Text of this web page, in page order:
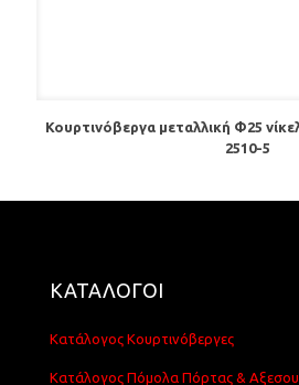
Κουρτινόβεργα μεταλλική Φ25
2510-5
ΚΑΤΑΛΟΓΟΙ
Κατάλογος Κουρτινόβεργες
Κατάλογος Πόμολα Πόρτας &